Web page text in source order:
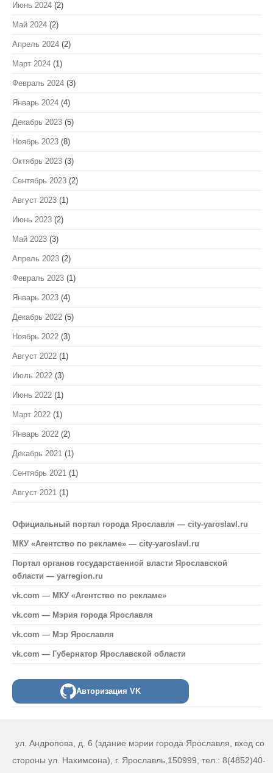
Июнь 2024 (2)
Май 2024 (2)
Апрель 2024 (2)
Март 2024 (1)
Февраль 2024 (3)
Январь 2024 (4)
Декабрь 2023 (5)
Ноябрь 2023 (8)
Октябрь 2023 (3)
Сентябрь 2023 (2)
Август 2023 (1)
Июнь 2023 (2)
Май 2023 (3)
Апрель 2023 (2)
Февраль 2023 (1)
Январь 2023 (4)
Декабрь 2022 (5)
Ноябрь 2022 (3)
Август 2022 (1)
Июль 2022 (3)
Июнь 2022 (1)
Март 2022 (1)
Январь 2022 (2)
Декабрь 2021 (1)
Сентябрь 2021 (1)
Август 2021 (1)
Официальный портал города Ярославля — city-yaroslavl.ru
МКУ «Агентство по рекламе» — city-yaroslavl.ru
Портал органов государственной власти Ярославской
области — yarregion.ru
vk.com — МКУ «Агентство по рекламе»
vk.com — Мэрия города Ярославля
vk.com — Мэр Ярославля
vk.com — Губернатор Ярославской области
Авторизация VK
ул. Андропова, д. 6 (здание мэрии города Ярославля, вход со
стороны ул. Нахимсона), г. Ярославль,150999, тел.: 8(4852)40-